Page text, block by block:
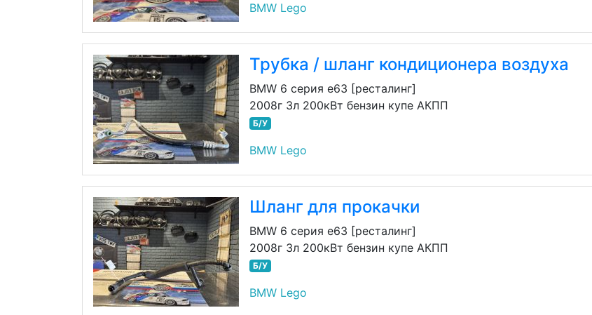
BMW Lego
Трубка / шланг кондиционера воздуха
BMW 6 серия e63 [ресталинг]
2008г 3л 200кВт бензин купе АКПП
Б/У
BMW Lego
Шланг для прокачки
BMW 6 серия e63 [ресталинг]
2008г 3л 200кВт бензин купе АКПП
Б/У
BMW Lego